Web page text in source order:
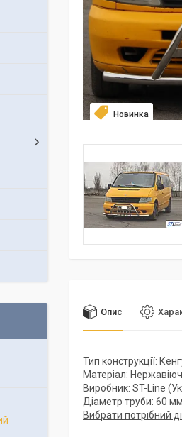
Новинка
Опис
Тип конструкції:
Матеріал:
Виробник: ST-Line
Діаметр труби: 60
Вибрати потрібний